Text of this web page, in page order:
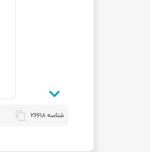
شناسه 26618 content_copy